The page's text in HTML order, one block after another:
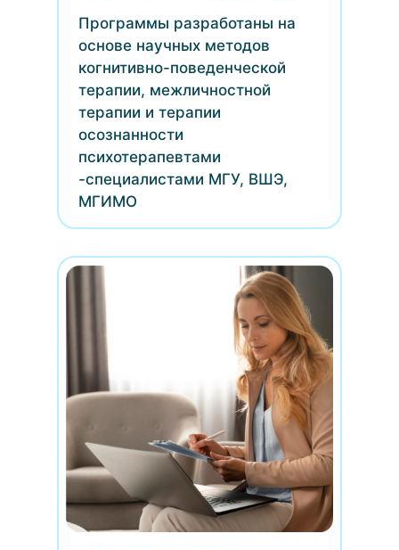
Программы разработаны на
основе научных методов
когнитивно-поведенческой
терапии, межличностной
терапии и терапии
осознанности
психотерапевтами
-специалистами МГУ, ВШЭ,
МГИМО